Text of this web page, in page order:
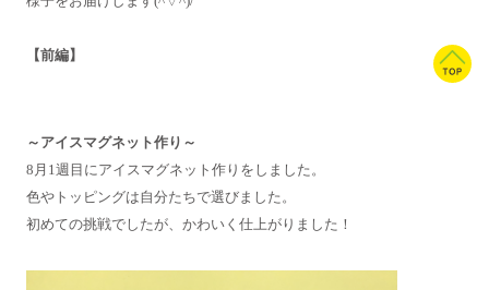
【前編】
～アイスマグネット作り～
8月1週目にアイスマグネット作りをしました。
色やトッピングは自分たちで選びました。
初めての挑戦でしたが、かわいく仕上がりました！